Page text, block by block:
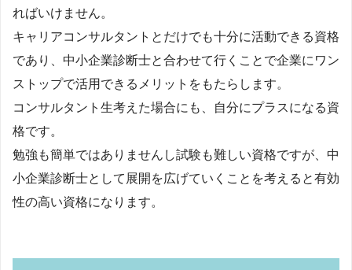
ればいけません。
キャリアコンサルタントとだけでも十分に活動できる資格
であり、中小企業診断士と合わせて行くことで企業にワン
ストップで活用できるメリットをもたらします。
コンサルタント生考えた場合にも、自分にプラスになる資
格です。
勉強も簡単ではありませんし試験も難しい資格ですが、中
小企業診断士として展開を広げていくことを考えると有効
性の高い資格になります。